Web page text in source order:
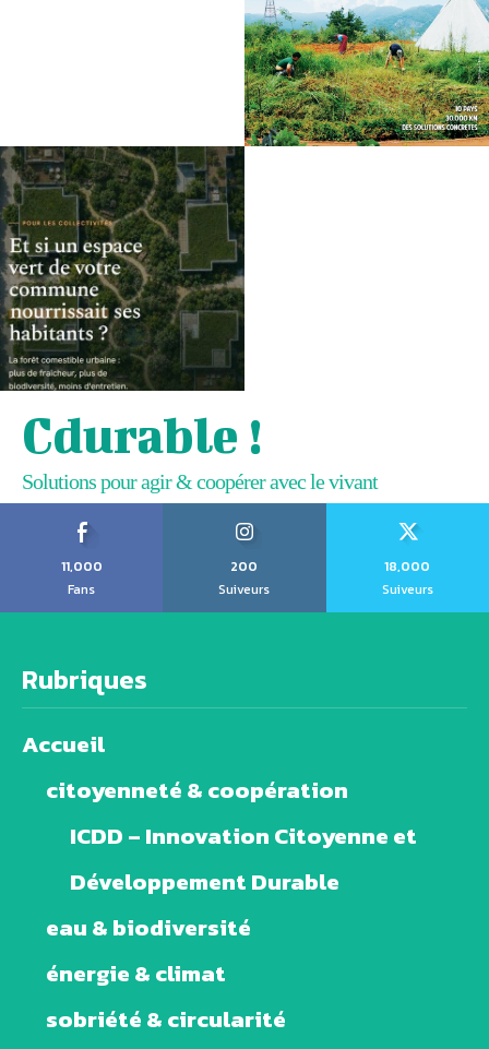
Cdurable !
Solutions pour agir & coopérer avec le vivant
11,000
Fans
200
Suiveurs
18,000
Suiveurs
Rubriques
Accueil
citoyenneté & coopération
ICDD – Innovation Citoyenne et
Développement Durable
eau & biodiversité
énergie & climat
sobriété & circularité